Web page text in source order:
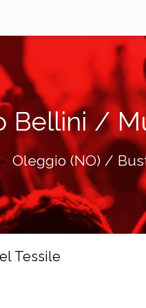
Bellini /
Oleggio (NO) /
Tessile